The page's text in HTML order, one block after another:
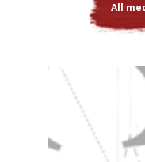
Зиґмунду довелося
окрім Заріку, його
Однак, в Жезказгані
вражений тотальним
солідарним відносинам
роботу помічником
іншого, пошуки посад,
виживання – таким було
All